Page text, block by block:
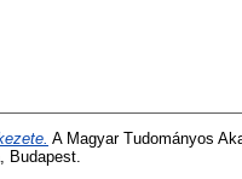
A Magyar Tudományos
Budapest.